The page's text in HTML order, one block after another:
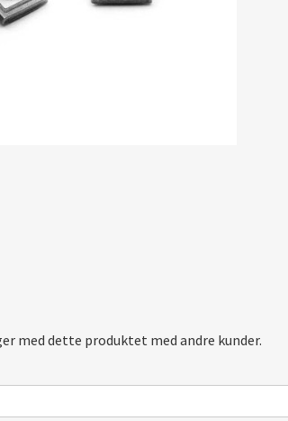
med dette produktet med andre kunder.